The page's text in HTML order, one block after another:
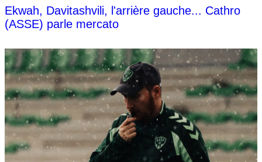
Ekwah, Davitashvili, l'arrière gauche... Cathro
(ASSE) parle mercato